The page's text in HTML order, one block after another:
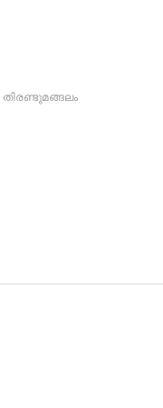
തിരണ്ടുമങ്ങലം